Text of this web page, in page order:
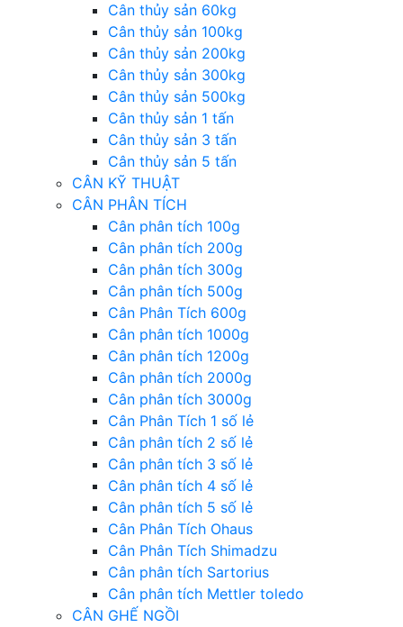
Cân thủy sản 60kg
Cân thủy sản 100kg
Cân thủy sản 200kg
Cân thủy sản 300kg
Cân thủy sản 500kg
Cân thủy sản 1 tấn
Cân thủy sản 3 tấn
Cân thủy sản 5 tấn
CÂN KỸ THUẬT
CÂN PHÂN TÍCH
Cân phân tích 100g
Cân phân tích 200g
Cân phân tích 300g
Cân phân tích 500g
Cân Phân Tích 600g
Cân phân tích 1000g
Cân phân tích 1200g
Cân phân tích 2000g
Cân phân tích 3000g
Cân Phân Tích 1 số lẻ
Cân phân tích 2 số lẻ
Cân phân tích 3 số lẻ
Cân phân tích 4 số lẻ
Cân phân tích 5 số lẻ
Cân Phân Tích Ohaus
Cân Phân Tích Shimadzu
Cân phân tích Sartorius
Cân phân tích Mettler toledo
CÂN GHẾ NGỒI